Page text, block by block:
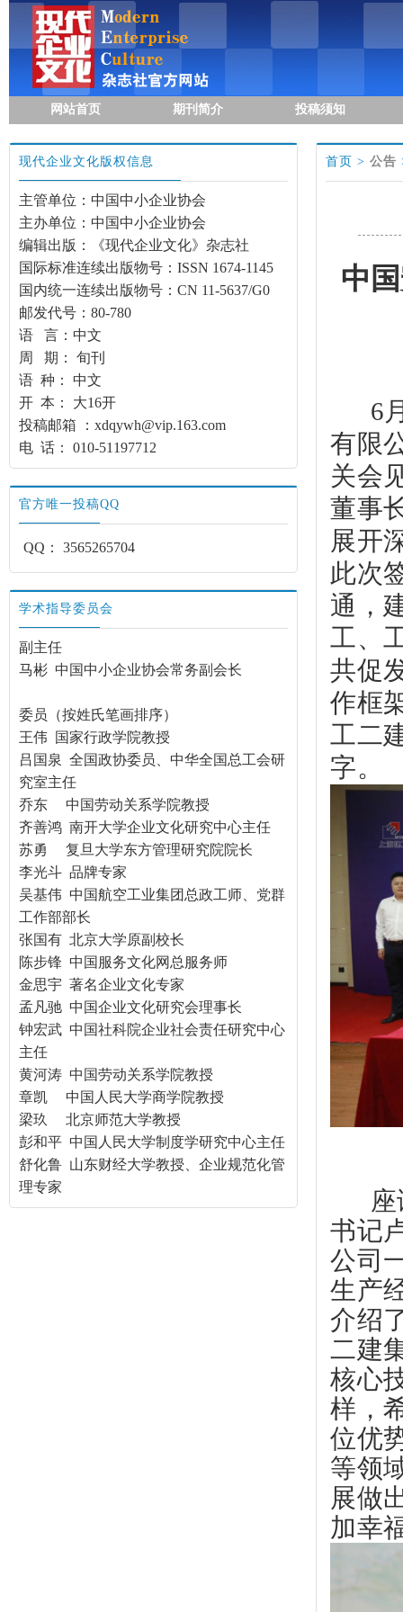
网站首页 期刊简介 投稿须知
现代企业文化版权信息
主管单位：中国中小企业协会
主办单位：中国中小企业协会
编辑出版：《现代企业文化》杂志社
国际标准连续出版物号：ISSN 1674-1145
国内统一连续出版物号：CN 11-5637/G0
邮发代号：80-780
语 言：中文
周 期： 旬刊
语 种： 中文
开 本： 大16开
投稿邮箱 ：xdqywh@vip.163.com
电 话： 010-51197712
官方唯一投稿QQ
QQ： 3565265704
学术指导委员会
副主任
马彬 中国中小企业协会常务副会长
委员（按姓氏笔画排序）
王伟 国家行政学院教授
吕国泉 全国政协委员、中华全国总工会研
究室主任
乔东 中国劳动关系学院教授
齐善鸿 南开大学企业文化研究中心主任
苏勇 复旦大学东方管理研究院院长
李光斗 品牌专家
吴基伟 中国航空工业集团总政工师、党群
工作部部长
张国有 北京大学原副校长
陈步锋 中国服务文化网总服务师
金思宇 著名企业文化专家
孟凡驰 中国企业文化研究会理事长
钟宏武 中国社科院企业社会责任研究中心
主任
黄河涛 中国劳动关系学院教授
章凯 中国人民大学商学院教授
梁玖 北京师范大学教授
彭和平 中国人民大学制度学研究中心主任
舒化鲁 山东财经大学教授、企业规范化管
理专家
首页 > 公告
中
6
有限
关会
董事
展开
此次
通，
工、
共促
作框
工二
字。
书记
公司
生产
介绍
二建
核心
样，
位优
等领
展做
加幸